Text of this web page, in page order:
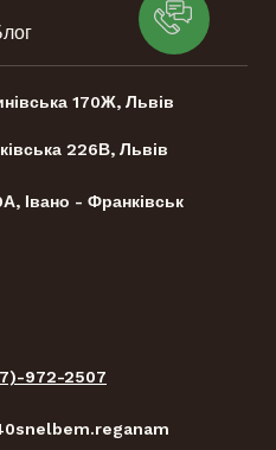
170Ж, Львів
226В, Львів
Івано - Франківськ
972-2507